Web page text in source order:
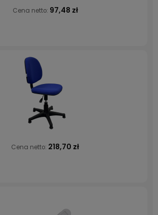
Cena netto: 97,48 zł
Cena netto: 218,70 zł